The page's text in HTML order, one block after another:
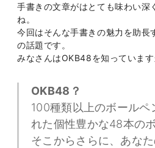
手書きの文章がはとても味わい深
ね。
今回はそんな手書きの魅力を助長
の話題です。
みなさんはOKB48を知っています
OKB48？
100種類以上のボールペ
れた個性豊かな48本の
そこからさらに、あな